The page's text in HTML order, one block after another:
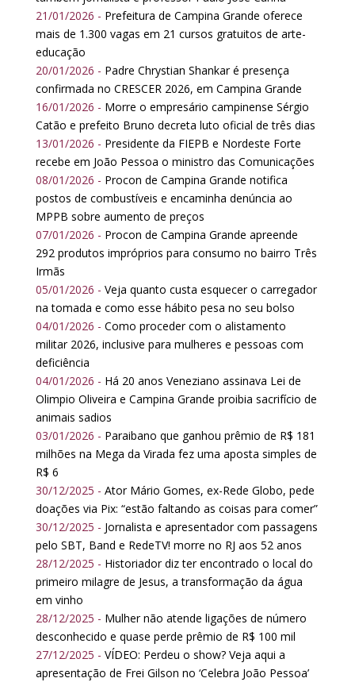
21/01/2026 - Prefeitura de Campina Grande oferece
mais de 1.300 vagas em 21 cursos gratuitos de arte-
educação
20/01/2026 - Padre Chrystian Shankar é presença
confirmada no CRESCER 2026, em Campina Grande
16/01/2026 - Morre o empresário campinense Sérgio
Catão e prefeito Bruno decreta luto oficial de três dias
13/01/2026 - Presidente da FIEPB e Nordeste Forte
recebe em João Pessoa o ministro das Comunicações
08/01/2026 - Procon de Campina Grande notifica
postos de combustíveis e encaminha denúncia ao
MPPB sobre aumento de preços
07/01/2026 - Procon de Campina Grande apreende
292 produtos impróprios para consumo no bairro Três
Irmãs
05/01/2026 - Veja quanto custa esquecer o carregador
na tomada e como esse hábito pesa no seu bolso
04/01/2026 - Como proceder com o alistamento
militar 2026, inclusive para mulheres e pessoas com
deficiência
04/01/2026 - Há 20 anos Veneziano assinava Lei de
Olimpio Oliveira e Campina Grande proibia sacrifício de
animais sadios
03/01/2026 - Paraibano que ganhou prêmio de R$ 181
milhões na Mega da Virada fez uma aposta simples de
R$ 6
30/12/2025 - Ator Mário Gomes, ex-Rede Globo, pede
doações via Pix: “estão faltando as coisas para comer”
30/12/2025 - Jornalista e apresentador com passagens
pelo SBT, Band e RedeTV! morre no RJ aos 52 anos
28/12/2025 - Historiador diz ter encontrado o local do
primeiro milagre de Jesus, a transformação da água
em vinho
28/12/2025 - Mulher não atende ligações de número
desconhecido e quase perde prêmio de R$ 100 mil
27/12/2025 - VÍDEO: Perdeu o show? Veja aqui a
apresentação de Frei Gilson no ‘Celebra João Pessoa’